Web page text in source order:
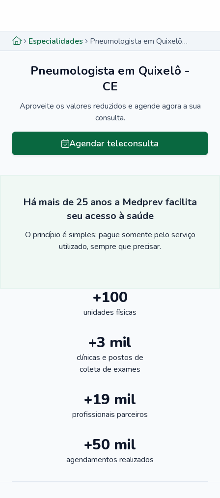
Especialidades Pneumologista em Quixelô - CE
Pneumologista em Quixelô -
CE
Aproveite os valores reduzidos e agende agora a sua
consulta.
Agendar teleconsulta
Há mais de 25 anos a Medprev facilita
seu acesso à saúde
O princípio é simples: pague somente pelo serviço
utilizado, sempre que precisar.
+100
unidades físicas
+3 mil
clínicas e postos de
coleta de exames
+19 mil
profissionais parceiros
+50 mil
agendamentos realizados